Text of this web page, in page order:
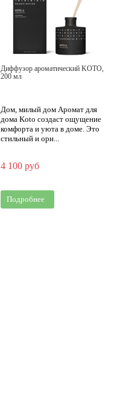
Диффузор ароматический KOTO,
200 мл
Дом, милый дом Аромат для
дома Koto создаст ощущение
комфорта и уюта в доме. Это
стильный и ори...
4 100 руб
Подробнее